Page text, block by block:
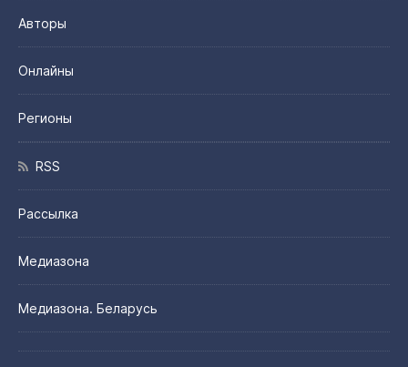
Авторы
Онлайны
Регионы
RSS
Рассылка
Медиазона
Медиазона. Беларусь